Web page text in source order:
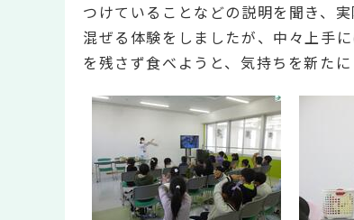
つけていることなどの説明を聞き、
混ぜる体験をしましたが、中々上手
を残さず食べようと、気持ちを新たに